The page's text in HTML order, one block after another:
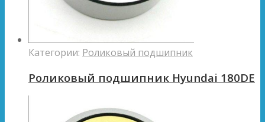
Категории: Роликовый подшипник
Роликовый подшипник Hyundai 180DE